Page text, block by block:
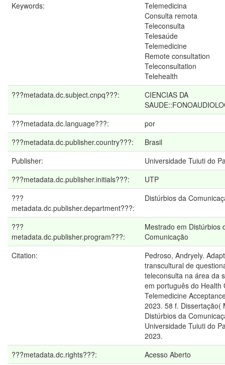
Keywords:
Telemedicina
Consulta remota
Teleconsulta
Telesaúde
Telemedicine
Remote consultation
Teleconsultation
Telehealth
???metadata.dc.subject.cnpq???:
CIENCIAS DA
???metadata.dc.language???:
por
???metadata.dc.publisher.country???:
Brasil
Publisher:
Universidade Tuiuti do
???metadata.dc.publisher.initials???:
UTP
???
metadata.dc.publisher.department???:
Distúrbios da
???
metadata.dc.publisher.program???:
Mestrado em Distúrbios
Comunicação
Citation:
Pedroso, Andryely.
transcultural de
teleconsulta na área da
em português do Health
Telemedicine
2023. 58 f. Dissertação(
Distúrbios da
Universidade Tuiuti do
2023.
???metadata.dc.rights???:
Acesso Aberto